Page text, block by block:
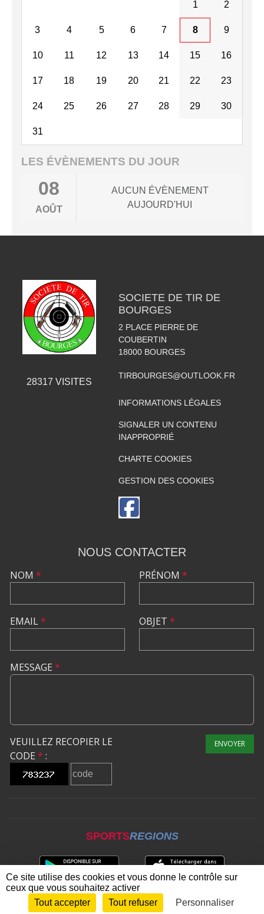
1 2
3 4 5 6 7 8 9
10 11 12 13 14 15 16
17 18 19 20 21 22 23
24 25 26 27 28 29 30
31
LES ÉVÈNEMENTS DU JOUR
08
AOÛT
AUCUN ÉVÈNEMENT
AUJOURD'HUI
28317 VISITES
SOCIETE DE TIR DE
BOURGES
2 PLACE PIERRE DE
COUBERTIN
18000 BOURGES
TIRBOURGES@OUTLOOK.FR
INFORMATIONS LÉGALES
SIGNALER UN CONTENU
INAPPROPRIÉ
CHARTE COOKIES
GESTION DES COOKIES
NOUS CONTACTER
NOM *
EMAIL*
PRÉNOM *
OBJET *
MESSAGE *
VEUILLEZ RECOPIER LE
CODE * :
ENVOYER
SPORTSREGIONS
Envie de participer ? CONNEXION
Ce site utilise des cookies et vous donne le contrôle sur
ceux que vous souhaitez activer
Tout accepter
Tout refuser Personnaliser